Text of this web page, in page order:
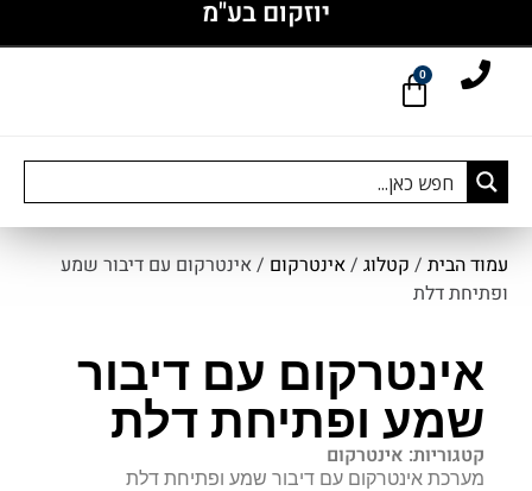
יוזקום בע"מ
0
עמוד הבית / קטלוג /אינטרקום / אינטרקום עם דיבור שמע
ופתיחת דלת
אינטרקום עם דיבור
שמע ופתיחת דלת
קטגוריות: אינטרקום
מערכת אינטרקום עם דיבור שמע ופתיחת דלת